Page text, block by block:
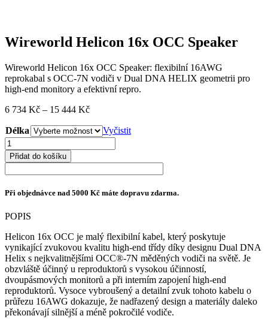
Wireworld Helicon 16x OCC Speaker
Wireworld Helicon 16x OCC Speaker: flexibilní 16AWG
reprokabal s OCC-7N vodiči v Dual DNA HELIX geometrii pro
high-end monitory a efektivní repro.
6 734 Kč – 15 444 KčRozpětí
6
734 Kč
až
15
444 Kč
Délka
Vyčistit
Wireworld
Helicon
16x
OCC
množství
Přidat do košíku
Při objednávce nad 5000 Kč máte dopravu zdarma.
POPIS
Helicon 16x OCC je malý flexibilní kabel, který poskytuje
vynikající zvukovou kvalitu high-end třídy díky designu Dual DNA
Helix s nejkvalitnějšími OCC®-7N měděných vodiči na světě. Je
obzvláště účinný u reproduktorů s vysokou účinností,
dvoupásmových monitorů a při interním zapojení high-end
reproduktorů. Vysoce vybroušený a detailní zvuk tohoto kabelu o
průřezu 16AWG dokazuje, že nadřazený design a materiály daleko
překonávají silnější a méně pokročilé vodiče.